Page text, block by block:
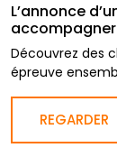
L’annonce
Découvrez des
épreuve
REGARDER